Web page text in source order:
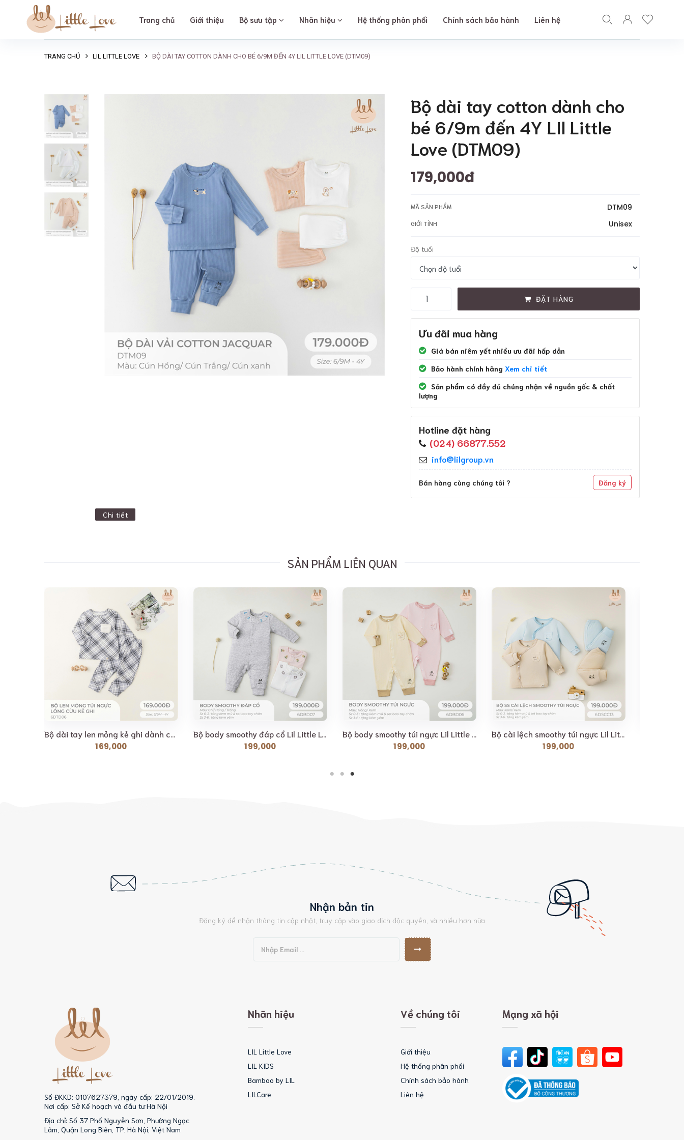
Trang chủ Giới thiệu Bộ sưu tập Nhãn hiệu Hệ thống phân phối Chính sách bảo hành Liên hệ
TRANG CHỦ LIL LITTLE LOVE BỘ DÀI TAY COTTON DÀNH CHO BÉ 6/9M ĐẾN 4Y LIL LITTLE LOVE (DTM09)
Bộ dài tay cotton dành cho
bé 6/9m đến 4Y LIl Little
Love (DTM09)
179,000đ
MÃ SẢN PHẨM DTM09
GIỚI TÍNH Unisex
Độ tuổi
ĐẶT HÀNG
Ưu đãi mua hàng
Giá bán niêm yết nhiều ưu đãi hấp dẫn
Bảo hành chính hãng Xem chi tiết
Sản phẩm có đầy đủ chúng nhận về nguồn gốc & chất
lượng
Hotline đặt hàng
(024) 66877.552
info@lilgroup.vn
Bán hàng cùng chúng tôi ? Đăng ký
Chi tiết
SẢN PHẨM LIÊN QUAN
169,000
199,000
199,000
199,000
Nhận bản tin
Đăng ký để nhận thông tin cập nhật, truy cập vào giao dịch độc quyền, và nhiều hơn nữa
Số ĐKKD: 0107627379, ngày cấp: 22/01/2019.
Nơi cấp: Sở Kế hoạch và đầu tư Hà Nội
Địa chỉ: Số 37 Phố Nguyễn Sơn, Phường Ngọc
Lâm, Quận Long Biên, TP. Hà Nội, Việt Nam
Nhãn hiệu
LIL Little Love
LIL KIDS
Bamboo by LIL
LILCare
Về chúng tôi
Giới thiệu
Hệ thống phân phối
Chính sách bảo hành
Liên hệ
Mạng xã hội